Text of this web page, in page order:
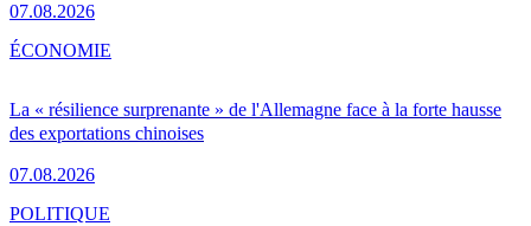
07.08.2026
La « résilience surprenante » de l'Allemagne face à la forte hausse
des exportations chinoises
07.08.2026
ÉCONOMIE
POLITIQUE